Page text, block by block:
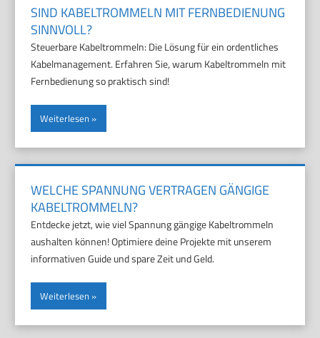
SIND KABELTROMMELN MIT FERNBEDIENUNG
SINNVOLL?
Steuerbare Kabeltrommeln: Die Lösung für ein ordentliches
Kabelmanagement. Erfahren Sie, warum Kabeltrommeln mit
Fernbedienung so praktisch sind!
Weiterlesen
WELCHE SPANNUNG VERTRAGEN GÄNGIGE
KABELTROMMELN?
Entdecke jetzt, wie viel Spannung gängige Kabeltrommeln
aushalten können! Optimiere deine Projekte mit unserem
informativen Guide und spare Zeit und Geld.
Weiterlesen